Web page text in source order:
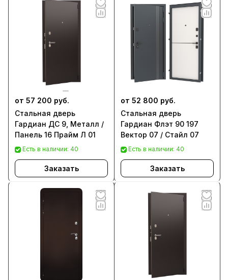
от 57 200 руб.
Стальная дверь
Гардиан ДС 9, Металл /
Панель 16 Прайм Л 01
Есть в наличии: 40
Заказать
от 52 800 руб.
Стальная дверь
Гардиан Флэт 90 197
Вектор 07 / Стайл 07
Есть в наличии: 40
Заказать